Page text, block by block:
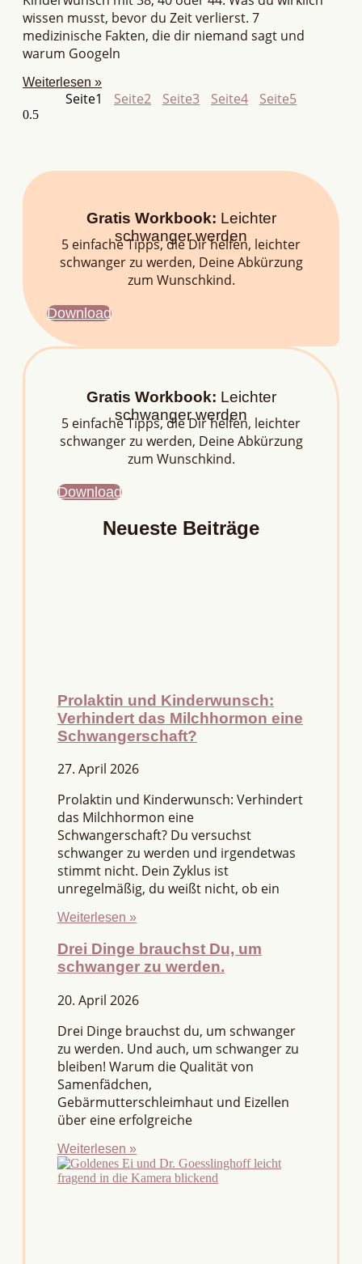
wissen musst, bevor du Zeit verlierst. 7
medizinische Fakten, die dir niemand sagt und
warum Googeln
Weiterlesen »
Seite1 Seite2 Seite3 Seite4 Seite5
Gratis Workbook: Leichter
schwanger werden
5 einfache Tipps, die Dir helfen, leichter
schwanger zu werden, Deine Abkürzung
zum Wunschkind.
Download
Gratis Workbook: Leichter
schwanger werden
5 einfache Tipps, die Dir helfen, leichter
schwanger zu werden, Deine Abkürzung
zum Wunschkind.
Download
Neueste Beiträge
Prolaktin und Kinderwunsch:
Verhindert das Milchhormon eine
Schwangerschaft?
27. April 2026
Prolaktin und Kinderwunsch: Verhindert
das Milchhormon eine
Schwangerschaft? Du versuchst
schwanger zu werden und irgendetwas
stimmt nicht. Dein Zyklus ist
unregelmäßig, du weißt nicht, ob ein
Weiterlesen »
Drei Dinge brauchst Du, um
schwanger zu werden.
20. April 2026
Drei Dinge brauchst du, um schwanger
zu werden. Und auch, um schwanger zu
bleiben! Warum die Qualität von
Samenfädchen,
Gebärmutterschleimhaut und Eizellen
über eine erfolgreiche
Weiterlesen »